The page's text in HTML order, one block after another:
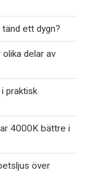
ett dygn?
delar av
praktisk
4000K bättre i
över